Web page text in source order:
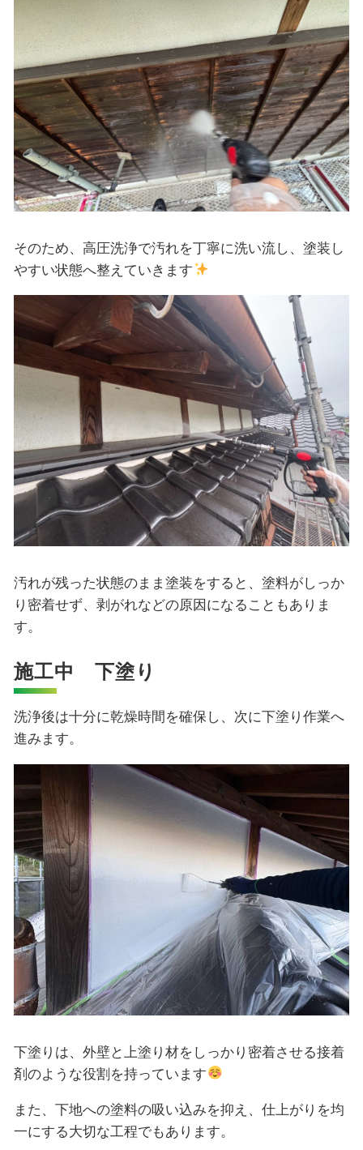
そのため、高圧洗浄で汚れを丁寧に洗い流し、塗装し
やすい状態へ整えていきます
汚れが残った状態のまま塗装をすると、塗料がしっか
り密着せず、剥がれなどの原因になることもありま
す。
施工中 下塗り
洗浄後は十分に乾燥時間を確保し、次に下塗り作業へ
進みます。
下塗りは、外壁と上塗り材をしっかり密着させる接着
剤のような役割を持っています
また、下地への塗料の吸い込みを抑え、仕上がりを均
一にする大切な工程でもあります。